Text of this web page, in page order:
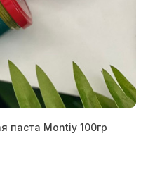
паста Montiy 100гр